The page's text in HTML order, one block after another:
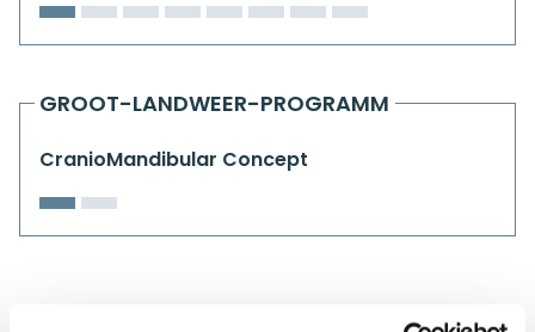
GROOT-LANDWEER-PROGRAMM
CranioMandibular Concept